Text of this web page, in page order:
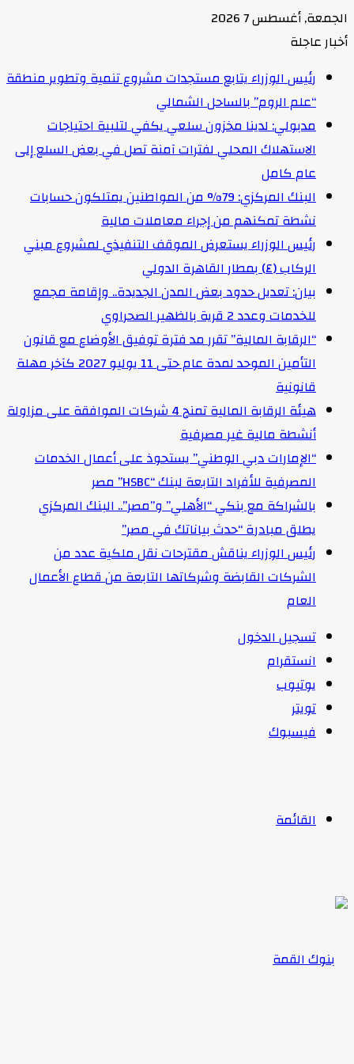
الجمعة, أغسطس 7 2026
أخبار عاجلة
رئيس الوزراء يتابع مستجدات مشروع تنمية وتطوير منطقة
“علم الروم” بالساحل الشمالي
مدبولي: لدينا مخزون سلعي يكفي لتلبية احتياجات
الاستهلاك المحلي لفترات آمنة تصل في بعض السلع إلى
عام كامل
البنك المركزي: 79% من المواطنين يمتلكون حسابات
نشطة تمكنهم من إجراء معاملات مالية
رئيس الوزراء يستعرض الموقف التنفيذي لمشروع مبني
الركاب (٤) بمطار القاهرة الدولي
بيان: تعديل حدود بعض المدن الجديدة.. وإقامة مجمع
للخدمات وعدد 2 قرية بالظهير الصحراوي
“الرقابة المالية” تقرر مد فترة توفيق الأوضاع مع قانون
التأمين الموحد لمدة عام حتى 11 يوليو 2027 كآخر مهلة
قانونية
هيئة الرقابة المالية تمنح 4 شركات الموافقة على مزاولة
أنشطة مالية غير مصرفية
“الإمارات دبي الوطني” يستحوذ على أعمال الخدمات
المصرفية للأفراد التابعة لبنك “HSBC” مصر
بالشراكة مع بنكي “الأهلي” و”مصر”.. البنك المركزي
يطلق مبادرة “حدث بياناتك في مصر”
رئيس الوزراء يناقش مقترحات نقل ملكية عدد من
الشركات القابضة وشركاتها التابعة من قطاع الأعمال
العام
تسجيل الدخول
انستقرام
يوتيوب
تويتر
فيسبوك
القائمة